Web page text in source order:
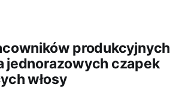
produkcyjnych
jednorazowych czapek
włosy